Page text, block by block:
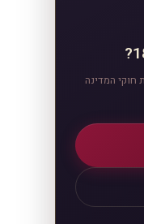
חוקי המדינה